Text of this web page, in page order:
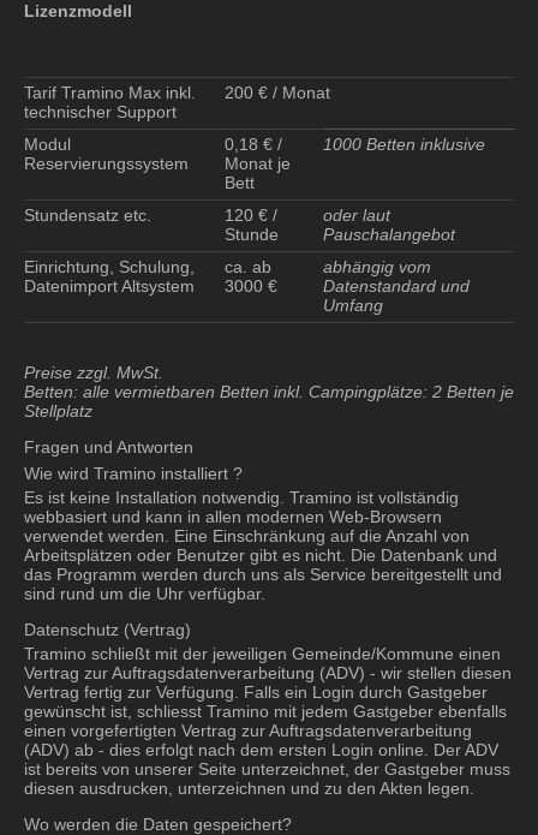
Lizenzmodell
Tarif Tramino Max inkl.
technischer Support
200 € / Monat
Modul
Reservierungssystem
0,18 € /
Monat je
Bett
1000 Betten inklusive
Stundensatz etc.
120 € /
Stunde
oder laut
Pauschalangebot
Einrichtung, Schulung,
Datenimport Altsystem
ca. ab
3000 €
abhängig vom
Datenstandard und
Umfang
Preise zzgl. MwSt.
Betten: alle vermietbaren Betten inkl. Campingplätze: 2 Betten je
Stellplatz
Fragen und Antworten
Wie wird Tramino installiert ?
Es ist keine Installation notwendig. Tramino ist vollständig
webbasiert und kann in allen modernen Web-Browsern
verwendet werden. Eine Einschränkung auf die Anzahl von
Arbeitsplätzen oder Benutzer gibt es nicht. Die Datenbank und
das Programm werden durch uns als Service bereitgestellt und
sind rund um die Uhr verfügbar.
Datenschutz (Vertrag)
Tramino schließt mit der jeweiligen Gemeinde/Kommune einen
Vertrag zur Auftragsdatenverarbeitung (ADV) - wir stellen diesen
Vertrag fertig zur Verfügung. Falls ein Login durch Gastgeber
gewünscht ist, schliesst Tramino mit jedem Gastgeber ebenfalls
einen vorgefertigten Vertrag zur Auftragsdatenverarbeitung
(ADV) ab - dies erfolgt nach dem ersten Login online. Der ADV
ist bereits von unserer Seite unterzeichnet, der Gastgeber muss
diesen ausdrucken, unterzeichnen und zu den Akten legen.
Wo werden die Daten gespeichert?